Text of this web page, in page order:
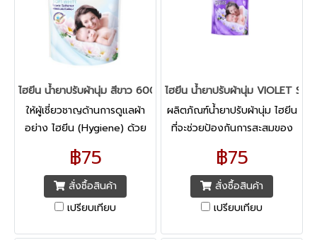
ไฮยีน น้ำยาปรับผ้านุ่ม สีขาว 600 มล.
ให้ผู้เชี่ยวชาญด้านการดูแลผ้า
อย่าง ไฮยีน (Hygiene) ด้วย
ประสบการณ์กว่า 30 ปี ช่วย
ดูแลเสื้อผ้าของคุณ สูตรล็อค
สีสันสดใส “KEEP COLORS
BRIGHT”
฿75
สั่งซื้อสินค้า
เปรียบเทียบ
ไฮยีน น้ำยาปรับผ้านุ่ม VIOLET
ผลิตภัณฑ์น้ำยาปรับผ้านุ่ม ไฮยีน
ที่จะช่วยป้องกันการสะสมของ
กลิ่นไม่พึงประสงค์ระหว่างวัน
เพื่อกลิ่นหอม สดชื่น
ยาวนาน เพิ่มพลังความสดชื่น
฿75
สั่งซื้อสินค้า
เปรียบเทียบ